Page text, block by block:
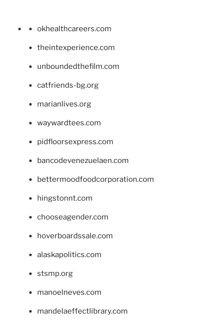
okhealthcareers.com
theintexperience.com
unboundedthefilm.com
catfriends-bg.org
marianlives.org
waywardtees.com
pidfloorsexpress.com
bancodevenezuelaen.com
bettermoodfoodcorporation.com
hingstonnt.com
chooseagender.com
hoverboardssale.com
alaskapolitics.com
stsmp.org
manoelneves.com
mandelaeffectlibrary.com